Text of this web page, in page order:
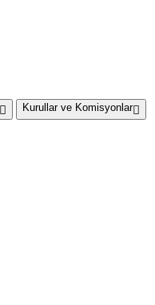
Kurullar ve Komisyonlar